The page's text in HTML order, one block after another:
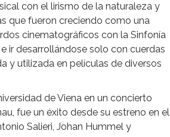
con el lirismo de la naturaleza y
que fueron creciendo como una
cinematográficos con la Sinfonía
ir desarrollándose solo con cuerdas
y utilizada en películas de diversos
de Viena en un concierto
fue un éxito desde su estreno en el
Salieri, Johan Hummel y